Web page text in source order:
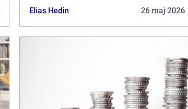
Elias Hedin 26 maj 2026